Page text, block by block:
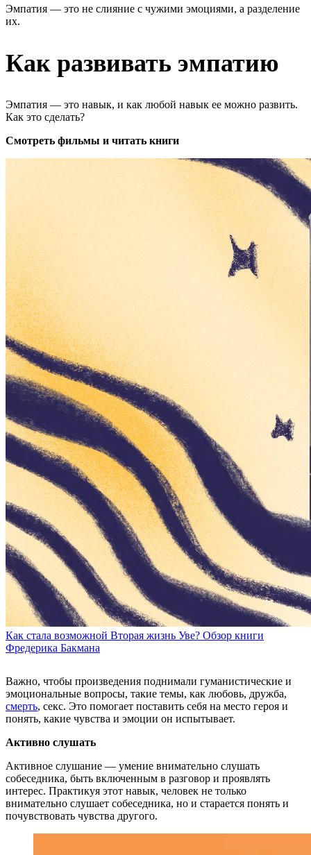
Эмпатия — это не слияние с чужими эмоциями, а разделение
их.
Как развивать эмпатию
Эмпатия — это навык, и как любой навык ее можно развить.
Как это сделать?
Смотреть фильмы и читать книги
Как стала возможной Вторая жизнь Уве? Обзор книги
Фредерика Бакмана
Важно, чтобы произведения поднимали гуманистические и
эмоциональные вопросы, такие темы, как любовь, дружба,
смерть, секс. Это помогает поставить себя на место героя и
понять, какие чувства и эмоции он испытывает.
Активно слушать
Активное слушание — умение внимательно слушать
собеседника, быть включенным в разговор и проявлять
интерес. Практикуя этот навык, человек не только
внимательно слушает собеседника, но и старается понять и
почувствовать чувства другого.